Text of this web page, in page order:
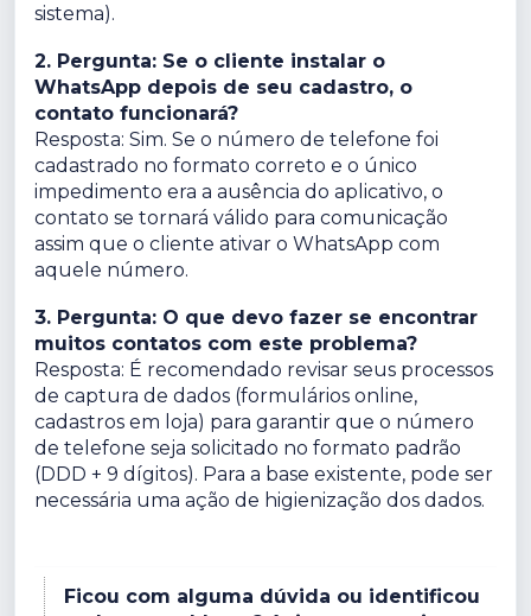
sistema).
2. Pergunta: Se o cliente instalar o
WhatsApp depois de seu cadastro, o
contato funcionará?
Resposta: Sim. Se o número de telefone foi
cadastrado no formato correto e o único
impedimento era a ausência do aplicativo, o
contato se tornará válido para comunicação
assim que o cliente ativar o WhatsApp com
aquele número.
3. Pergunta: O que devo fazer se encontrar
muitos contatos com este problema?
Resposta: É recomendado revisar seus processos
de captura de dados (formulários online,
cadastros em loja) para garantir que o número
de telefone seja solicitado no formato padrão
(DDD + 9 dígitos). Para a base existente, pode ser
necessária uma ação de higienização dos dados.
Ficou com alguma dúvida ou identificou